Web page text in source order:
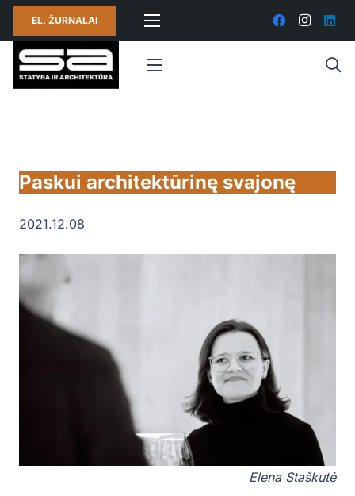
EL. ŽURNALAI
Paskui architektūrinę svajonę
2021.12.08
Elena Staškutė